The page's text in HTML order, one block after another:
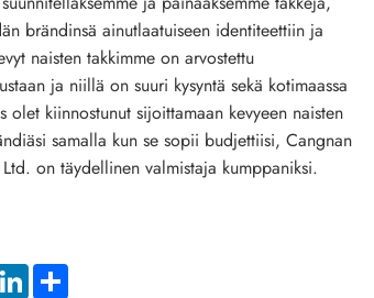
brändinsä ainutlaatuiseen identiteettiin ja
naisten takkimme on arvostettu
​​ja niillä on suuri kysyntä sekä kotimaassa
olet kiinnostunut sijoittamaan kevyeen naisten
samalla kun se sopii budjettiisi, Cangnan
on täydellinen valmistaja kumppaniksi.
LinkedInShare